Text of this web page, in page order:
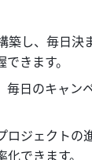
し、毎日決
きます。
日のキャン
ジェクトの
できます。